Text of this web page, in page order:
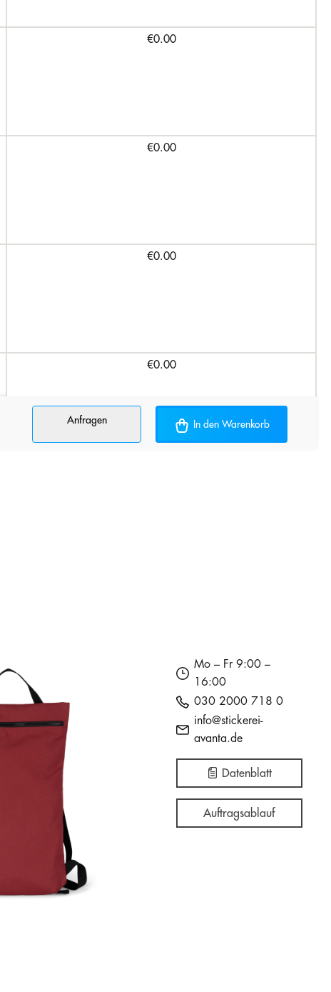
€0.00
€0.00
€0.00
€0.00
Anfragen In den Warenkorb
Mo – Fr 9:00 –
16:00
030 2000 718 0
info@stickerei-
avanta.de
Datenblatt
Auftragsablauf